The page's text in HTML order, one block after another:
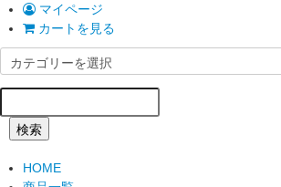
マイページ
カートを見る
検索
HOME